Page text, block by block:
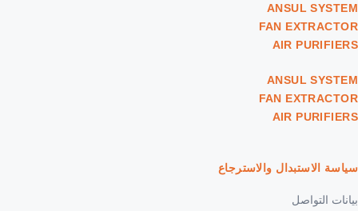
ANSUL SYSTEM
FAN EXTRACTOR
AIR PURIFIERS
ANSUL SYSTEM
FAN EXTRACTOR
AIR PURIFIERS
سياسة الاستبدال والاسترجاع
بيانات التواصل